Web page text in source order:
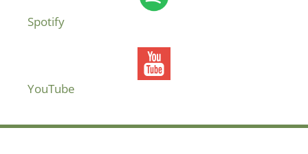
Spotify
YouTube